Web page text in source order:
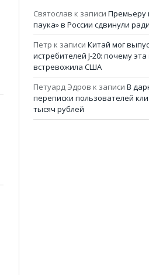
Святослав к записи Премьеру
паука» в России сдвинули
Петр к записи Китай мог
истребителей J-20: почему
встревожила США
Петуард Эдров к записи В
переписки пользователей
тысяч рублей